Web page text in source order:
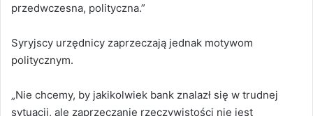
przedwczesna, polityczna.”
Syryjscy urzędnicy zaprzeczają jednak motywom
politycznym.
„Nie chcemy, by jakikolwiek bank znalazł się w trudnej
sytuacji, ale zaprzeczanie rzeczywistości nie jest